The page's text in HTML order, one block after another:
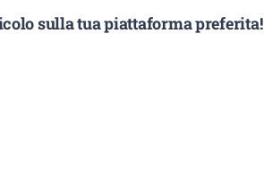
sulla tua piattaforma preferita!